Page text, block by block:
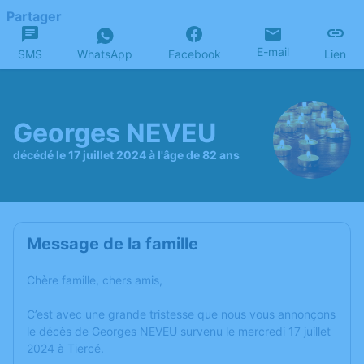
Partager
SMS WhatsApp Facebook E-mail Lien
Georges NEVEU
décédé le 17 juillet 2024 à l'âge de 82 ans
Message de la famille
Chère famille, chers amis,
C’est avec une grande tristesse que nous vous annonçons
le décès de Georges NEVEU survenu le mercredi 17 juillet
2024 à Tiercé.